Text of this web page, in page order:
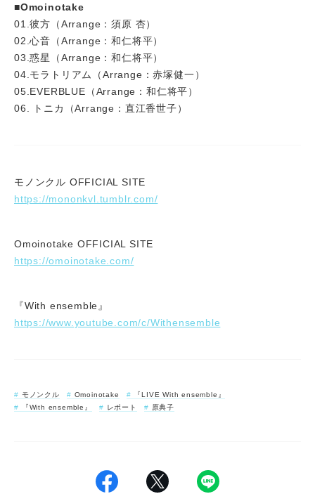
■Omoinotake
01.彼方（Arrange：須原 杏）
02.心音（Arrange：和仁将平）
03.惑星（Arrange：和仁将平）
04.モラトリアム（Arrange：赤塚健一）
05.EVERBLUE（Arrange：和仁将平）
06. トニカ（Arrange：直江香世子）
モノンクル OFFICIAL SITE
https://mononkvl.tumblr.com/
Omoinotake OFFICIAL SITE
https://omoinotake.com/
『With ensemble』
https://www.youtube.com/c/Withensemble
モノンクル Omoinotake
『LIVE With ensemble』
『With ensemble』
レポート 原典子